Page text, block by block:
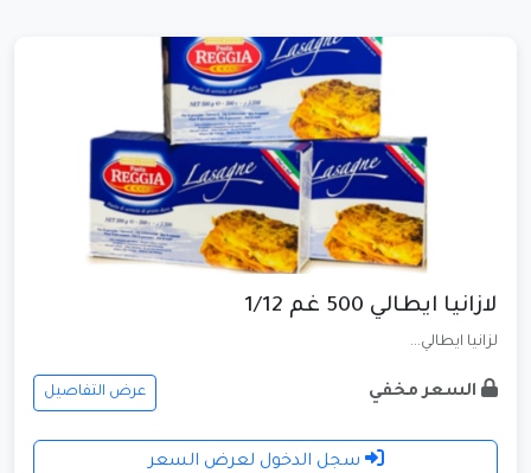
لازانيا ايطالي 500 غم 1/12
لزانيا ايطالي...
السعر مخفي عرض التفاصيل
سجل الدخول لعرض السعر